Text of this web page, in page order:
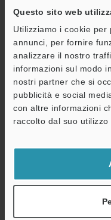
Questo sito web
Utilizziamo i cookie per
annunci, per fornire
analizzare il nostro
informazioni sul modo
nostri partner che si
pubblicità e social
con altre informazioni
raccolto dal suo utilizzo
OP-87058 Cavo
2D-MICROCADAM :62KB
Download
OP-87058 Cavo